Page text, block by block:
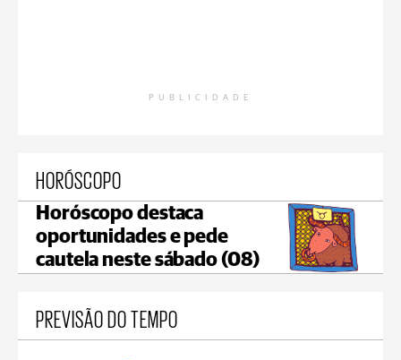
PUBLICIDADE
HORÓSCOPO
Horóscopo destaca
oportunidades e pede
cautela neste sábado (08)
PREVISÃO DO TEMPO